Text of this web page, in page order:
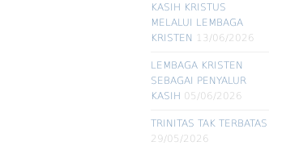
KASIH KRISTUS
MELALUI LEMBAGA
KRISTEN
13/06/2026
LEMBAGA KRISTEN
SEBAGAI PENYALUR
KASIH 05/06/2026
TRINITAS TAK TERBATAS
29/05/2026